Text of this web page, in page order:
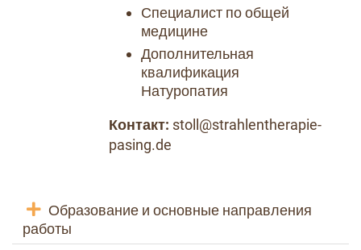
Специалист по общей
медицине
Дополнительная
квалификация
Натуропатия
Контакт: stoll@strahlentherapie-
pasing.de
Образование и основные направления
работы